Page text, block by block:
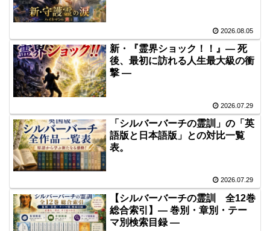
2026.08.05
新・『霊界ショック！！』― 死
後、最初に訪れる人生最大級の衝
撃 ―
2026.07.29
「シルバーバーチの霊訓」の「英
語版と日本語版」との対比一覧
表。
2026.07.29
【シルバーバーチの霊訓 全12巻
総合索引】― 巻別・章別・テー
マ別検索目録 ―